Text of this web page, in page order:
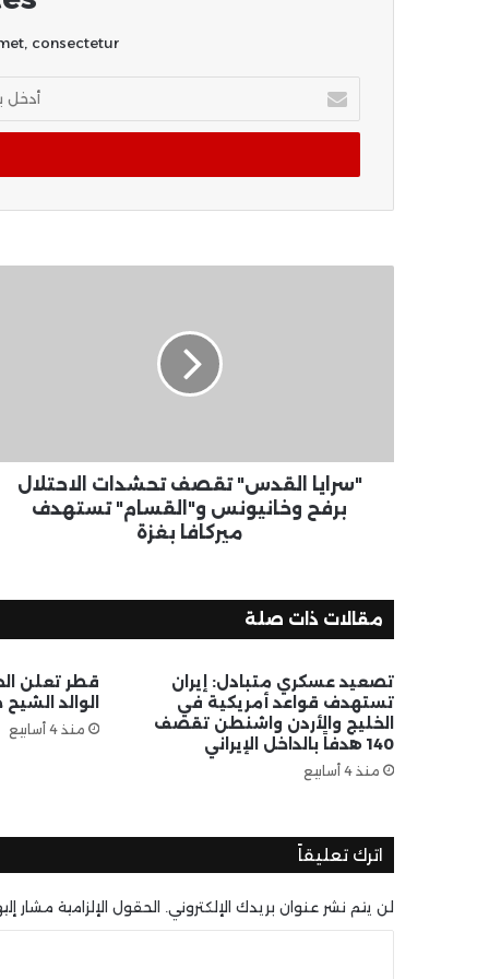
consectetur.
بريدك
الإلكتروني
"سرايا القدس" تقصف تحشدات الاحتلال
برفح وخانيونس و"القسام" تستهدف
ميركافا بغزة
مقالات ذات صلة
تصعيد عسكري متبادل: إيران
تستهدف قواعد أمريكية في
الخليج والأردن واشنطن تقصف
140 هدفاً بالداخل الإيراني
منذ 4 أسابيع
قطر تعلن
الوالد
منذ 4 أسابيع
اترك تعليقاً
لن يتم نشر عنوان بريدك الإلكتروني. الحقول الإلزامية مشار